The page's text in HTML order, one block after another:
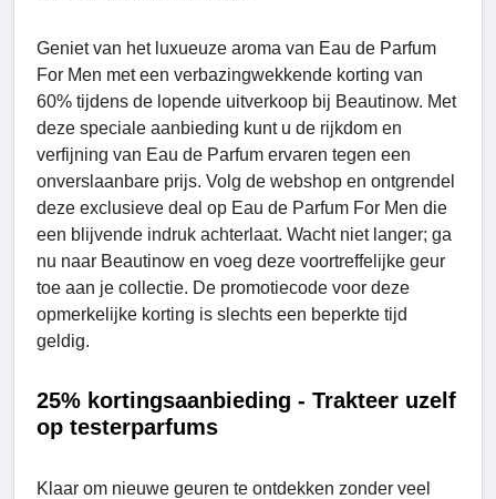
Geniet van het luxueuze aroma van Eau de Parfum
For Men met een verbazingwekkende korting van
60% tijdens de lopende uitverkoop bij Beautinow. Met
deze speciale aanbieding kunt u de rijkdom en
verfijning van Eau de Parfum ervaren tegen een
onverslaanbare prijs. Volg de webshop en ontgrendel
deze exclusieve deal op Eau de Parfum For Men die
een blijvende indruk achterlaat. Wacht niet langer; ga
nu naar Beautinow en voeg deze voortreffelijke geur
toe aan je collectie. De promotiecode voor deze
opmerkelijke korting is slechts een beperkte tijd
geldig.
25% kortingsaanbieding - Trakteer uzelf
op testerparfums
Klaar om nieuwe geuren te ontdekken zonder veel